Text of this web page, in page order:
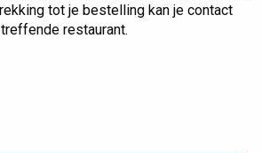
tot je bestelling kan je contact
restaurant.